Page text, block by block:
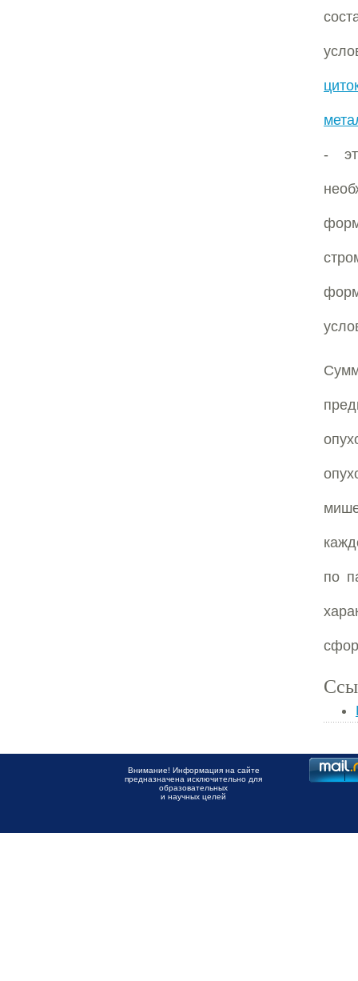
-
по
Внимание! Информация на сайте
предназначена исключительно для
образовательных
и научных целей